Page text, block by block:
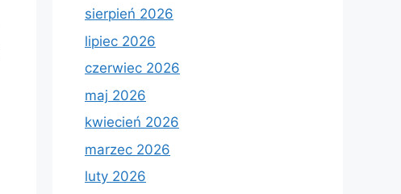
sierpień 2026
lipiec 2026
czerwiec 2026
maj 2026
kwiecień 2026
marzec 2026
luty 2026